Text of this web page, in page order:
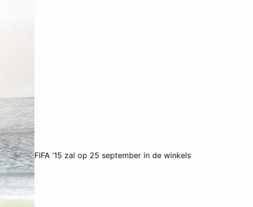
FIFA ’15 zal op 25 september in de winkels